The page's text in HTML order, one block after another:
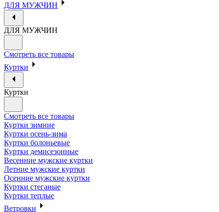
ДЛЯ МУЖЧИН
ДЛЯ МУЖЧИН
Смотреть все товары
Куртки
Куртки
Смотреть все товары
Куртки зимние
Куртки осень-зима
Куртки болоньевые
Куртки демисезонные
Весенние мужские куртки
Летние мужские куртки
Осенние мужские куртки
Куртки стеганые
Куртки теплые
Ветровки